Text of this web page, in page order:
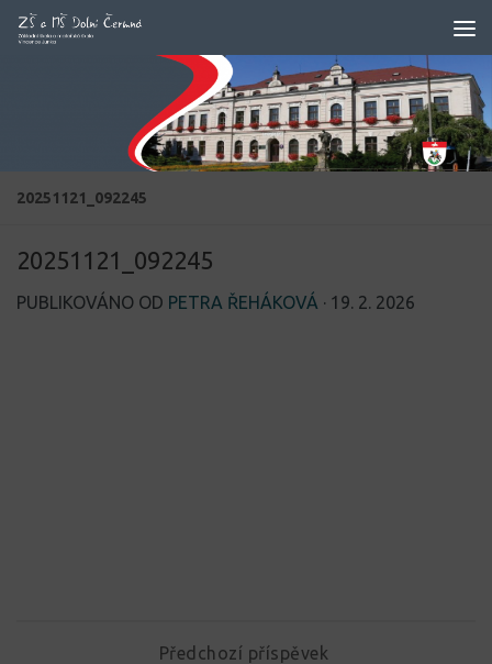
Skip to content
20251121_092245
20251121_092245
PUBLIKOVÁNO OD PETRA ŘEHÁKOVÁ · 19. 2. 2026
Předchozí příspěvek